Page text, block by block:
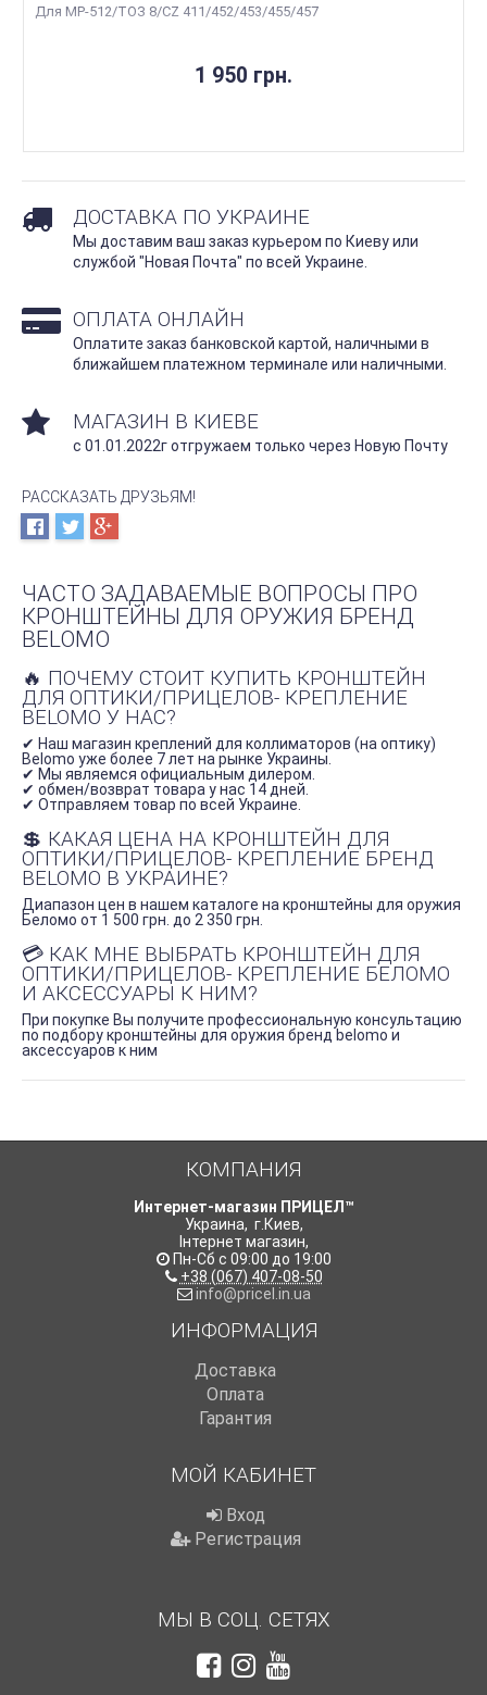
Для МР-512/ТОЗ 8/CZ 411/452/453/455/457
1 950 грн.
ДОСТАВКА ПО УКРАИНЕ
Мы доставим ваш заказ курьером по Киеву или
службой "Новая Почта" по всей Украине.
ОПЛАТА ОНЛАЙН
Оплатите заказ банковской картой, наличными в
ближайшем платежном терминале или наличными.
МАГАЗИН В КИЕВЕ
с 01.01.2022г отгружаем только через Новую Почту
РАССКАЗАТЬ ДРУЗЬЯМ!
ЧАСТО ЗАДАВАЕМЫЕ ВОПРОСЫ ПРО
КРОНШТЕЙНЫ ДЛЯ ОРУЖИЯ БРЕНД
BELOMO
🔥 ПОЧЕМУ СТОИТ КУПИТЬ КРОНШТЕЙН
ДЛЯ ОПТИКИ/ПРИЦЕЛОВ- КРЕПЛЕНИЕ
BELOMO У НАС?
✔ Наш магазин креплений для коллиматоров (на оптику)
Belomo уже более 7 лет на рынке Украины.
✔ Мы являемся официальным дилером.
✔ обмен/возврат товара у нас 14 дней.
✔ Отправляем товар по всей Украине.
💲 КАКАЯ ЦЕНА НА КРОНШТЕЙН ДЛЯ
ОПТИКИ/ПРИЦЕЛОВ- КРЕПЛЕНИЕ БРЕНД
BELOMO В УКРАИНЕ?
Диапазон цен в нашем каталоге на кронштейны для оружия
Беломо от 1 500 грн. до 2 350 грн.
💳 КАК МНЕ ВЫБРАТЬ КРОНШТЕЙН ДЛЯ
ОПТИКИ/ПРИЦЕЛОВ- КРЕПЛЕНИЕ БЕЛОМО
И АКСЕССУАРЫ К НИМ?
При покупке Вы получите профессиональную консультацию
по подбору кронштейны для оружия бренд belomo и
аксессуаров к ним
КОМПАНИЯ
Интернет-магазин ПРИЦЕЛ™
Украина, г.Киев,
Інтернет магазин,
Пн-Сб с 09:00 до 19:00
+38 (067) 407-08-50
info@pricel.in.ua
ИНФОРМАЦИЯ
Доставка
Оплата
Гарантия
МОЙ КАБИНЕТ
Вход
Регистрация
МЫ В СОЦ. СЕТЯХ